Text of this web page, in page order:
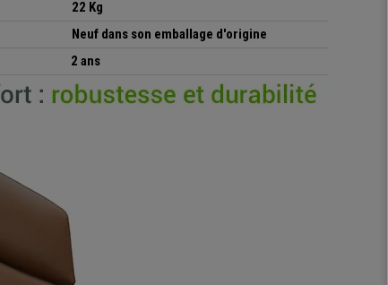
22 Kg
Neuf dans son emballage d'origine
2 ans